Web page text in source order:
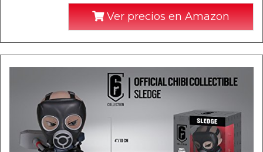
Ver precios en Amazon